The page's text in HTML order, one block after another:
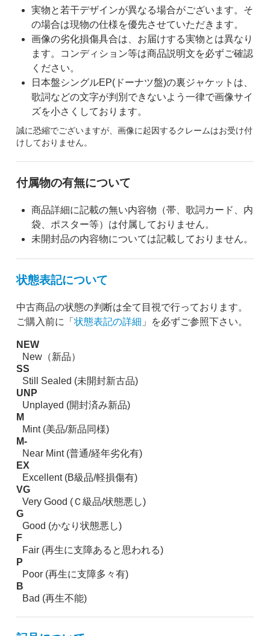
実物と若干デザインが異なる場合がございます。そ
の場合は現物の仕様を優先させていただきます。
画像の劣化損傷具合は、お届けする実物とは異なり
ます。コンディション等は商品説明文を必ずご確認
ください。
日本盤シングルEP(ドーナツ盤)の裏ジャケットは、
歌詞などの文字が判別できないよう一律で画像サイ
ズを小さくしております。
誠に恐縮でございますが、画像に起因するクレームはお受け付
けしておりません。
付属物の有無について
商品詳細に記載の無い内容物（帯、歌詞カード、内
袋、ポスター等）は付属しておりません。
未開封品の内容物については記載しておりません。
状態表記について
中古商品の状態の判断は全て目視で行っております。
ご購入前に「 状態表記の詳細 」を必ずご参照下さい。
NEW
New（新品）
SS
Still Sealed (未開封新古品)
UNP
Unplayed (開封済み新品)
M
Mint (美品/新品同様)
M-
Near Mint (普通/経年劣化有)
EX
Excellent (B級品/軽損傷有)
VG
Very Good (Ｃ級品/状態悪し)
G
Good (かなり状態悪し)
F
Fair (再生に支障あると思われる)
P
Poor (再生に支障多々有)
B
Bad (再生不能)